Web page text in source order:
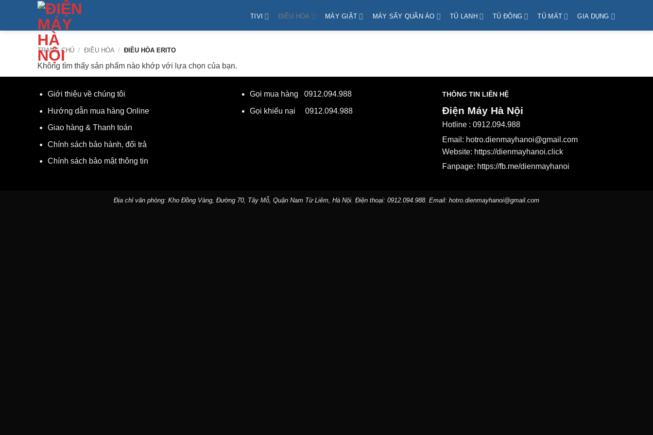
nội
TIVI ĐIỀU HÒA MÁY GIẶT MÁY SẤY QUẦN ÁO TỦ LẠNH TỦ ĐÔNG TỦ MÁT GIA DỤNG
TRANG CHỦ / ĐIỀU HÒA / ĐIỀU HÒA ERITO
Không tìm thấy sản phẩm nào khớp với lựa chọn của bạn.
Giới thiệu về chúng tôi
Hướng dẫn mua hàng Online
Giao hàng & Thanh toán
Chính sách bảo hành, đổi trả
Chính sách bảo mật thông tin
Gọi mua hàng0912.094.988
Gọi khiếu nại0912.094.988
THÔNG TIN LIÊN HỆ
Điện Máy Hà Nội
Hotline :0912.094.988
Email: hotro.dienmayhanoi@gmail.com
Website: https://dienmayhanoi.click
Fanpage: https://fb.me/dienmayhanoi
Địa chỉ văn phòng: Kho Đồng Vàng, Đường 70, Tây Mỗ, Quận Nam Từ Liêm, Hà Nội. Điện thoại: 0912.094.988. Email: hotro.dienmayhanoi@gmail.com